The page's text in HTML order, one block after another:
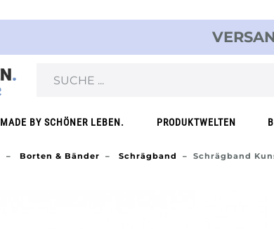
MADE BY SCHÖNER LEBEN. PRODUKTWELTEN
Borten & Bänder Schrägband Schrägband